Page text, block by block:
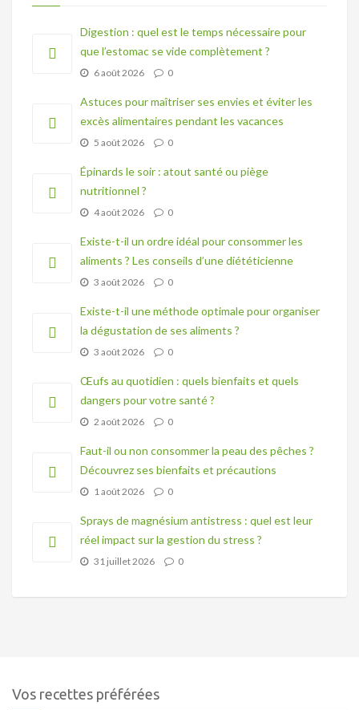
Digestion : quel est le temps nécessaire pour
que l’estomac se vide complètement ?
6 août 2026 0
Astuces pour maîtriser ses envies et éviter les
excès alimentaires pendant les vacances
5 août 2026 0
Épinards le soir : atout santé ou piège
nutritionnel ?
4 août 2026 0
Existe-t-il un ordre idéal pour consommer les
aliments ? Les conseils d’une diététicienne
3 août 2026 0
Existe-t-il une méthode optimale pour organiser
la dégustation de ses aliments ?
3 août 2026 0
Œufs au quotidien : quels bienfaits et quels
dangers pour votre santé ?
2 août 2026 0
Faut-il ou non consommer la peau des pêches ?
Découvrez ses bienfaits et précautions
1 août 2026 0
Sprays de magnésium antistress : quel est leur
réel impact sur la gestion du stress ?
31 juillet 2026 0
Vos recettes préférées